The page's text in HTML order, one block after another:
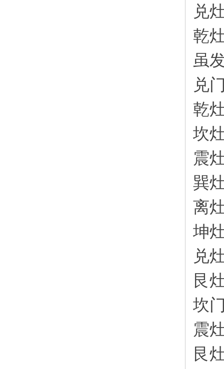
兑
乾
虽
兑
乾
坎
震
巽
离
坤
兑
艮
坎
震
艮